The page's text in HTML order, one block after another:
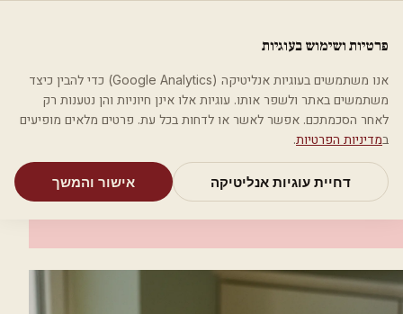
מאמריםקטגוריותחיפושאודות
בית קטגוריות אסתטיקה רפואית מדיקל DNG
אסתטיקה רפואית
מדיקל DNG
פרטיות ושימוש בעוגיות
אנו משתמשים בעוגיות אנליטיקה (Google Analytics) כדי להבין כיצד
משתמשים באתר ולשפר אותו. עוגיות אלו אינן חיוניות והן נטענות רק
לאחר הסכמתכם. אפשר לאשר או לדחות בכל עת. פרטים מלאים מופיעים
במדיניות הפרטיות.
דחיית עוגיות אנליטיקה אישור והמשך